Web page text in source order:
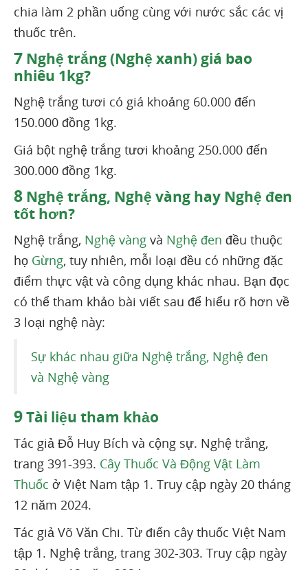
chia làm 2 phần uống cùng với nước sắc các vị
thuốc trên.
7 Nghệ trắng (Nghệ xanh) giá bao
nhiêu 1kg?
Nghệ trắng tươi có giá khoảng 60.000 đến
150.000 đồng 1kg.
Giá bột nghệ trắng tươi khoảng 250.000 đến
300.000 đồng 1kg.
8 Nghệ trắng, Nghệ vàng hay Nghệ đen
tốt hơn?
Nghệ trắng, Nghệ vàng và Nghệ đen đều thuộc
họ Gừng, tuy nhiên, mỗi loại đều có những đặc
điểm thực vật và công dụng khác nhau. Bạn đọc
có thể tham khảo bài viết sau để hiểu rõ hơn về
3 loại nghệ này:
Sự khác nhau giữa Nghệ trắng, Nghệ đen
và Nghệ vàng
9Tài liệu tham khảo
Tác giả Đỗ Huy Bích và cộng sự. Nghệ trắng,
trang 391-393. Cây Thuốc Và Động Vật Làm
Thuốc ở Việt Nam tập 1. Truy cập ngày 20 tháng
12 năm 2024.
Tác giả Võ Văn Chi. Từ điển cây thuốc Việt Nam
tập 1. Nghệ trắng, trang 302-303. Truy cập ngày